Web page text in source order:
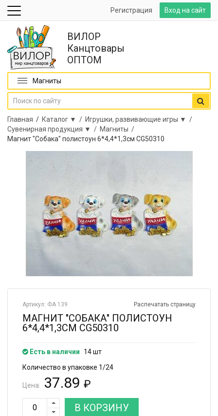
Вход на сайт
Регистрация
ВИЛОР
Канцтовары
ОПТОМ
Магниты
Главная / Каталог ▼ / Игрушки, развивающие игры ▼ /
Сувенирная продукция ▼ / Магниты /
Магнит "Собака" полистоун 6*4,4*1,3см CG50310
Распечатать страницу
Артикул: ФА 139
МАГНИТ "СОБАКА" ПОЛИСТОУН
6*4,4*1,3СМ CG50310
Есть в наличии
14 шт
Количество в упаковке 1/24
Цена: 37.89 ₽
В КОРЗИНУ